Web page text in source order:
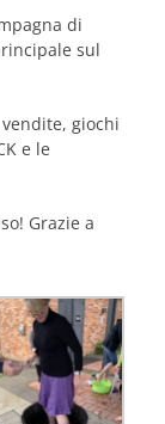
di
sul
giochi
e le
Grazie a